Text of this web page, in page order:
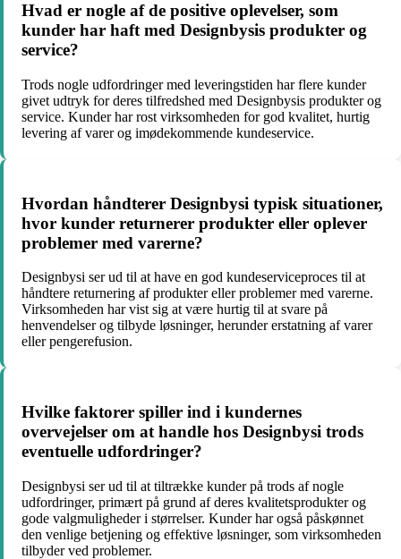
Hvad er nogle af de positive oplevelser, som
kunder har haft med Designbysis produkter og
service?
Trods nogle udfordringer med leveringstiden har flere kunder
givet udtryk for deres tilfredshed med Designbysis produkter og
service. Kunder har rost virksomheden for god kvalitet, hurtig
levering af varer og imødekommende kundeservice.
Hvordan håndterer Designbysi typisk situationer,
hvor kunder returnerer produkter eller oplever
problemer med varerne?
Designbysi ser ud til at have en god kundeserviceproces til at
håndtere returnering af produkter eller problemer med varerne.
Virksomheden har vist sig at være hurtig til at svare på
henvendelser og tilbyde løsninger, herunder erstatning af varer
eller pengerefusion.
Hvilke faktorer spiller ind i kundernes
overvejelser om at handle hos Designbysi trods
eventuelle udfordringer?
Designbysi ser ud til at tiltrække kunder på trods af nogle
udfordringer, primært på grund af deres kvalitetsprodukter og
gode valgmuligheder i størrelser. Kunder har også påskønnet
den venlige betjening og effektive løsninger, som virksomheden
tilbyder ved problemer.